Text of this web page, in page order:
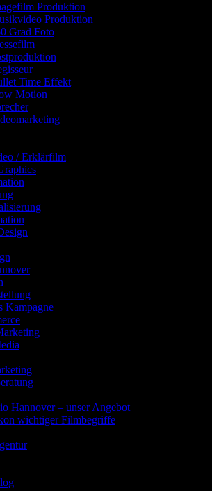
Produktion
Produktion
Grad Foto
Time Effekt
Motion
/ Erklärfilm
Kampagne
Hannover – unser Angebot
wichtiger Filmbegriffe